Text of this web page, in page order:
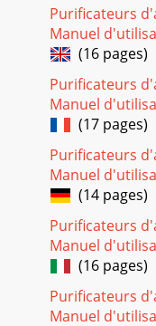
Purificateurs
Manuel
(16 pages)
Purificateurs
Manuel
(17 pages)
Purificateurs
Manuel
(14 pages)
Purificateurs
Manuel
(16 pages)
Purificateurs
Manuel